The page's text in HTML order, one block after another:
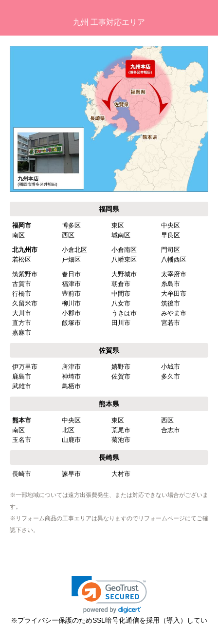
九州 工事対応エリア
福岡県
福岡市 博多区 東区
中央区
南区
西区 城南区
早良区
北九州市
小倉北区 小倉南区
門司区
若松区
戸畑区 八幡東区
八幡西区
筑紫野市
春日市 大野城市
太宰府市
古賀市
福津市 朝倉市
糸島市
行橋市
豊前市 中間市
大牟田市
久留米市
柳川市 八女市
筑後市
大川市
小郡市 うきは市
みやま市
直方市
飯塚市 田川市
宮若市
嘉麻市
佐賀県
伊万里市 唐津市 嬉野市
小城市
鹿島市
神埼市 佐賀市
多久市
武雄市
鳥栖市
熊本県
熊本市 中央区 東区
西区
南区
北区 荒尾市
合志市
玉名市
山鹿市 菊池市
長崎県
長崎市 諫早市 大村市
※一部地域については遠方出張費発生、または対応できない場合がございま
す。
※リフォーム商品の工事エリアは異なりますのでリフォームページにてご確
認下さい。
※プライバシー保護のためSSL暗号化通信を採用（導入）してい